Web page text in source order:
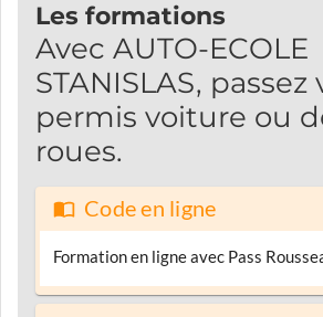
Les formations
Avec AUTO-ECOLE
STANISLAS, passez
permis voiture ou
roues.
Code en ligne
Formation en ligne avec Pass